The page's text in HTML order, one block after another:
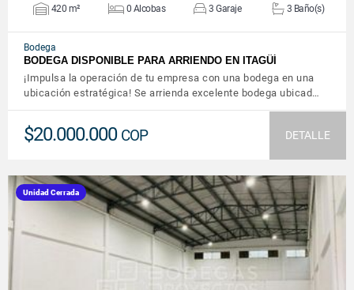
420 m² 0 Alcobas 3 Garaje 3 Baño(s)
Bodega
BODEGA DISPONIBLE PARA ARRIENDO EN ITAGÜÍ
¡Impulsa la operación de tu empresa con una bodega en una
ubicación estratégica! Se arrienda excelente bodega ubicad…
$20.000.000 COP DETALLE
Unidad Cerrada